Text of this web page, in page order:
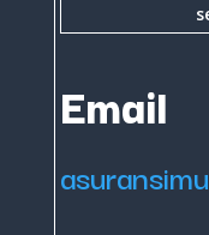
Email